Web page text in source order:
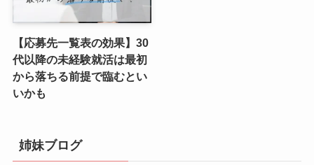
【応募先一覧表の効果】30
代以降の未経験就活は最初
から落ちる前提で臨むとい
いかも
姉妹ブログ